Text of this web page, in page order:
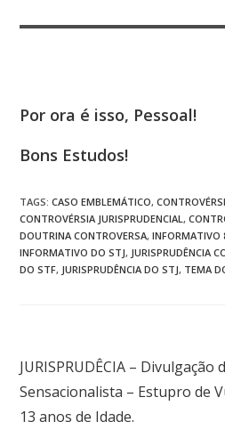
Por ora é isso, Pessoal!
Bons Estudos!
TAGS:CASO EMBLEMÁTICO,
CONTROVÉRSIA JURISPRUDENCIAL ,
DOUTRINA CONTROVERSA, INFORMATIVO
INFORMATIVO DO STJ, JURISPRUDÊNCIA
DO STF, JURISPRUDÊNCIA DO STJ, TEMA
JURISPRUDÊCIA –
Sensacionalista – Estupro de
13 anos de Idade.